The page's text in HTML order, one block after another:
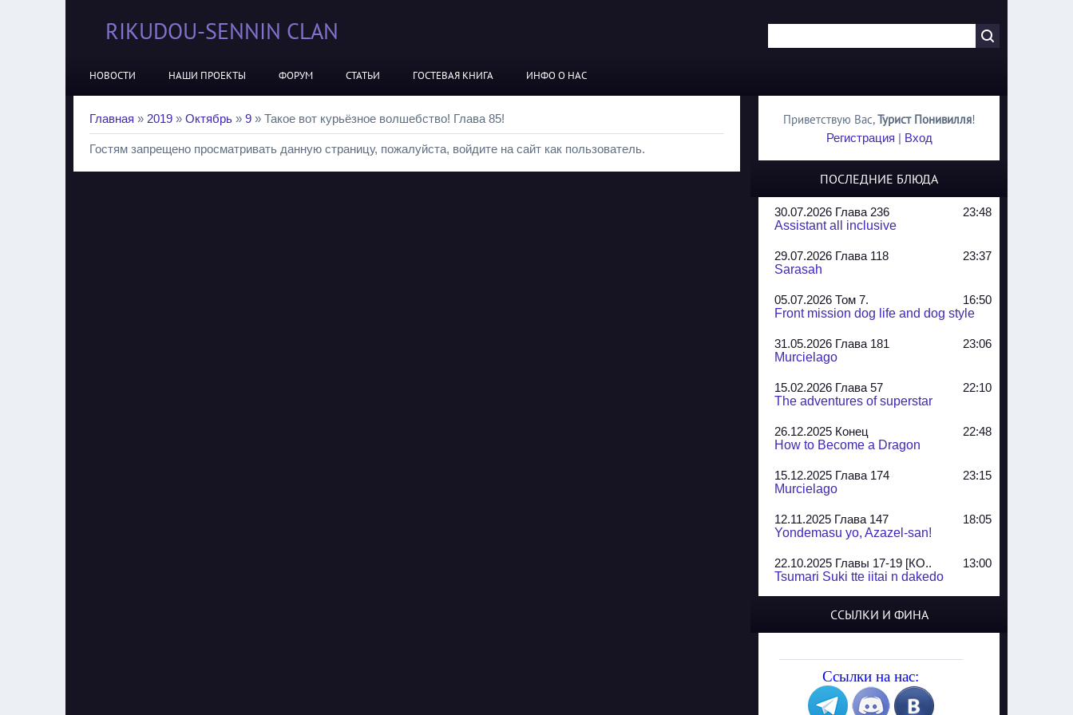
RIKUDOU-SENNIN CLAN
НОВОСТИ НАШИ ПРОЕКТЫ ФОРУМ СТАТЬИ ГОСТЕВАЯ КНИГА ИНФО О НАС
Главная » 2019 » Октябрь » 9 » Такое вот курьёзное волшебство! Глава 85!
Гостям запрещено просматривать данную страницу, пожалуйста, войдите на сайт как пользователь.
Приветствую Вас,Турист Понивилля!
Регистрация | Вход
ПОСЛЕДНИЕ БЛЮДА
30.07.2026 Глава 236
23:48
Assistant all inclusive
29.07.2026 Глава 118
23:37
Sarasah
05.07.2026 Том 7.
16:50
Front mission dog life and dog style
31.05.2026 Глава 181
23:06
Murcielago
15.02.2026 Глава 57
22:10
The adventures of superstar
26.12.2025 Конец
22:48
How to Become a Dragon
15.12.2025 Глава 174
23:15
Murcielago
12.11.2025 Глава 147
18:05
Yondemasu yo, Azazel-san!
22.10.2025 Главы 17-19 [КО..
13:00
Tsumari Suki tte iitai n dakedo
Jungle Juice
Yozakura Shijuusou
08.08.2025 Глава 50
A Compendium of Ghosts
ССЫЛКИ И ФИНА
Ссылки на нас: